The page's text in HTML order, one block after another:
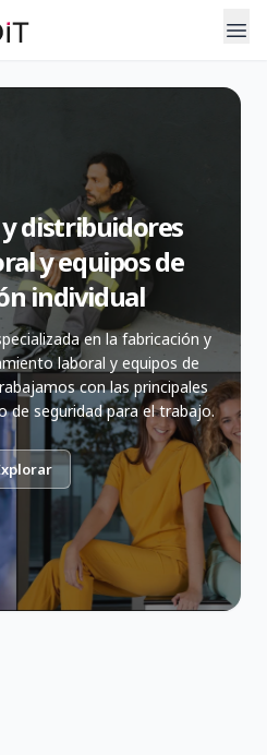
distribuidores
y equipos de
individual
en la fabricación y
laboral y equipos de
con las principales
de seguridad para el trabajo.